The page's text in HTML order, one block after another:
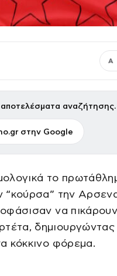
Α
αναζήτησης.
στην Google
το
“κούρσα” την
να
δημιουργώντας
κόκκινο φόρεμα.